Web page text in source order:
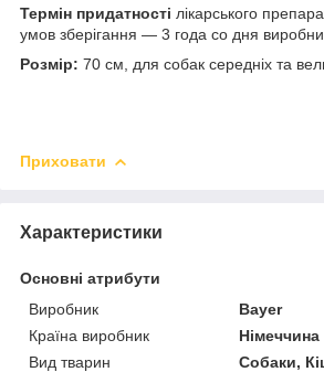
Термін придатності лікарського
умов зберігання — 3 года со дня
Розмір: 70 см, для собак середніх та
Приховати
Характеристики
Основні атрибути
Виробник
Bayer
Країна виробник
Німеччина
Вид тварин
Собаки,